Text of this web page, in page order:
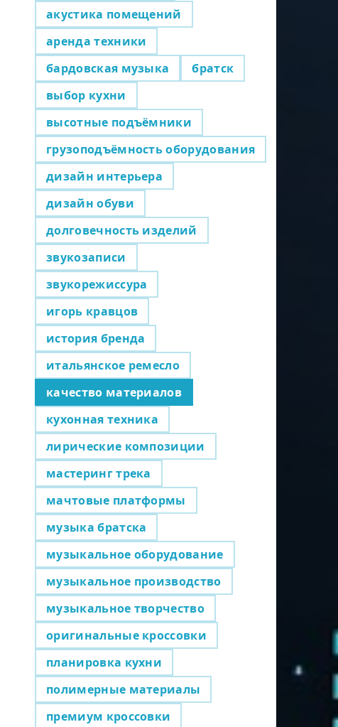
акустика помещений
аренда техники
бардовская музыка
братск
выбор кухни
высотные подъёмники
грузоподъёмность оборудования
дизайн интерьера
дизайн обуви
долговечность изделий
звукозаписи
звукорежиссура
игорь кравцов
история бренда
итальянское ремесло
качество материалов
кухонная техника
лирические композиции
мастеринг трека
мачтовые платформы
музыка братска
музыкальное оборудование
музыкальное производство
музыкальное творчество
оригинальные кроссовки
планировка кухни
полимерные материалы
премиум кроссовки